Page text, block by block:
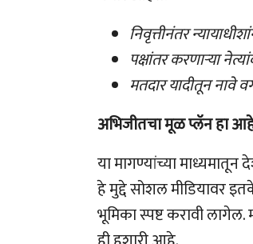
निवृत्तीनंतर
पक्षांतर करणाऱ्या
मतदार यादीतून
अभिजीतचा मूळ प्लॅन हा
या मागण्यांच्या
हे मुद्दे सोशल मीडियावर
भूमिका स्पष्ट करावी